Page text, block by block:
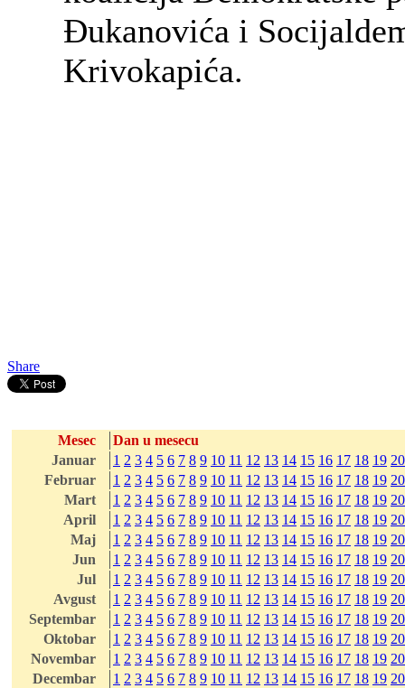
Đukanovića i
Krivokapića.
Share
Mesec
Dan u mesecu
Januar
1 2 3 4 5 6 7 8 9 10 11 12 13 14 15 16 17 18 19 20
Februar
1 2 3 4 5 6 7 8 9 10 11 12 13 14 15 16 17 18 19 20
Mart
1 2 3 4 5 6 7 8 9 10 11 12 13 14 15 16 17 18 19 20
April
1 2 3 4 5 6 7 8 9 10 11 12 13 14 15 16 17 18 19 20
Maj
1 2 3 4 5 6 7 8 9 10 11 12 13 14 15 16 17 18 19 20
Jun
1 2 3 4 5 6 7 8 9 10 11 12 13 14 15 16 17 18 19 20
Jul
1 2 3 4 5 6 7 8 9 10 11 12 13 14 15 16 17 18 19 20
Avgust
1 2 3 4 5 6 7 8 9 10 11 12 13 14 15 16 17 18 19 20
Septembar
1 2 3 4 5 6 7 8 9 10 11 12 13 14 15 16 17 18 19 20
Oktobar
1 2 3 4 5 6 7 8 9 10 11 12 13 14 15 16 17 18 19 20
Novembar
1 2 3 4 5 6 7 8 9 10 11 12 13 14 15 16 17 18 19 20
Decembar
1 2 3 4 5 6 7 8 9 10 11 12 13 14 15 16 17 18 19 20